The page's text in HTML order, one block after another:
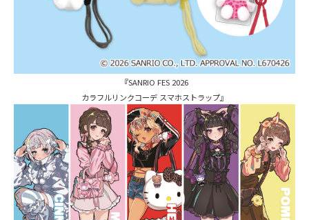
『SANRIO FES 2026
カラフルリンクコーデ スマホストラップ』